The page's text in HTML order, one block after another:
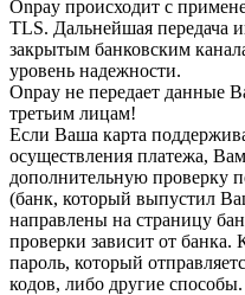
Onpay происходит с
TLS. Дальнейшая передача
закрытым банковским
уровень надежности.
Onpay не передает данные
третьим лицам!
Если Ваша карта
осуществления платежа,
дополнительную проверку
(банк, который выпустил
направлены на страницу
проверки зависит от
пароль, который
кодов, либо другие способы.